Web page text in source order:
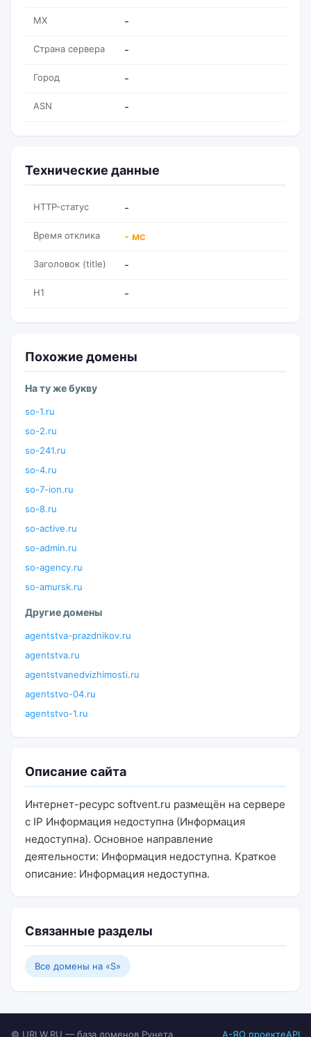
MX -
Страна сервера -
Город -
ASN -
Технические данные
HTTP-статус -
Время отклика - мс
Заголовок (title) -
H1 -
Похожие домены
На ту же букву
so-1.ru
so-2.ru
so-241.ru
so-4.ru
so-7-ion.ru
so-8.ru
so-active.ru
so-admin.ru
so-agency.ru
so-amursk.ru
Другие домены
agentstva-prazdnikov.ru
agentstva.ru
agentstvanedvizhimosti.ru
agentstvo-04.ru
agentstvo-1.ru
Описание сайта
Интернет-ресурс softvent.ru размещён на сервере
с IP Информация недоступна (Информация
недоступна). Основное направление
деятельности: Информация недоступна. Краткое
описание: Информация недоступна.
Связанные разделы
Все домены на «S»
© URLW.RU — база доменов Рунета А-ЯО проектеAPI